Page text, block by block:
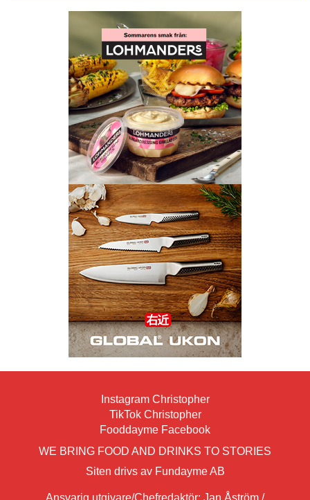
Instagram Christopher
TikTok Christopher
Fooddayme Facebook
WE BRING FOOD AND DRINKS TO STORIES
Siten drivs av Fundayme AB